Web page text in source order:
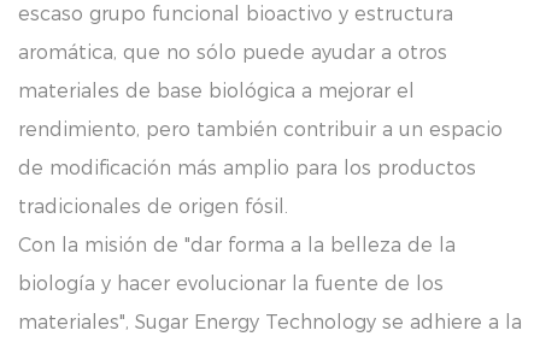
escaso grupo funcional bioactivo y estructura
aromática, que no sólo puede ayudar a otros
materiales de base biológica a mejorar el
rendimiento, pero también contribuir a un espacio
de modificación más amplio para los productos
tradicionales de origen fósil.
Con la misión de "dar forma a la belleza de la
biología y hacer evolucionar la fuente de los
materiales", Sugar Energy Technology se adhiere a la